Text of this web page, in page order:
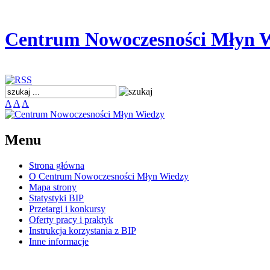
Centrum Nowoczesności Młyn
A A A
Menu
Strona główna
O Centrum Nowoczesności Młyn Wiedzy
Mapa strony
Statystyki BIP
Przetargi i konkursy
Oferty pracy i praktyk
Instrukcja korzystania z BIP
Inne informacje